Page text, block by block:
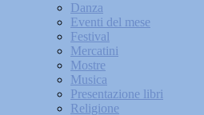
Danza
Eventi del mese
Festival
Mercatini
Mostre
Musica
Presentazione libri
Religione